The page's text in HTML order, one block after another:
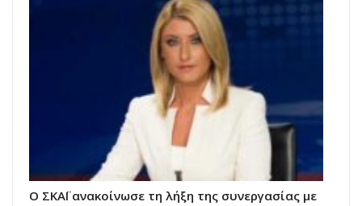
Ο ΣΚΑΪ ανακοίνωσε τη λήξη της συνεργασίας με